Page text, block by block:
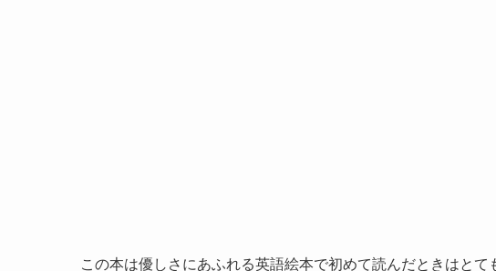
この本は優しさにあふれる英語絵本で初めて読んだときはとて